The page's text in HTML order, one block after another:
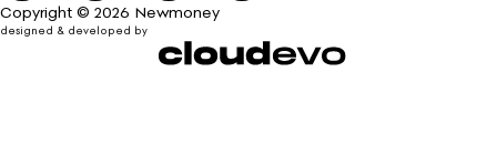
Copyright © 2026 Newmoney
designed & developed by